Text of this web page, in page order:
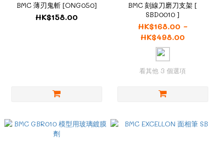
BMC 薄刃鬼斬 [ONG050]
HK$158.00
BMC 刻線刀磨刀支架 [
SBD0010 ]
HK$168.00 ~
HK$498.00
看其他 3 個選項